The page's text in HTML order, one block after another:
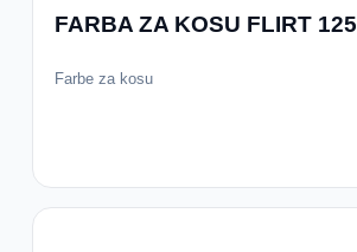
FARBA ZA KOSU FLIRT 125
Farbe za kosu